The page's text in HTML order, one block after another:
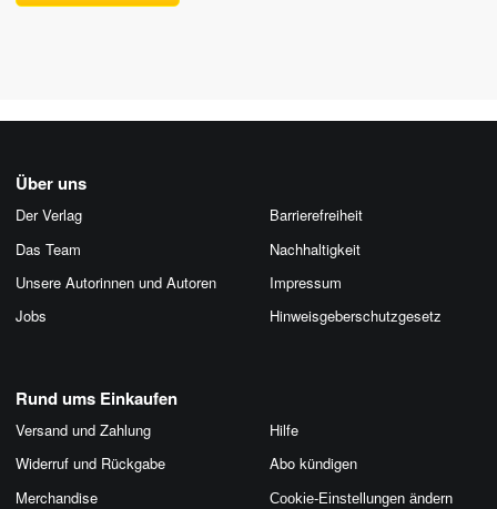
Über uns
Der Verlag
Das Team
Unsere Autorinnen und Autoren
Jobs
Barrierefreiheit
Nachhaltigkeit
Impressum
Hinweis­geber­schutz­gesetz
Rund ums Einkaufen
Versand und Zahlung
Widerruf und Rückgabe
Merchandise
Hilfe
Abo kündigen
Cookie-Einstellungen ändern